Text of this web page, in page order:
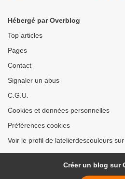
Hébergé par Overblog
Top articles
Pages
Contact
Signaler un abus
C.G.U.
Cookies et données personnelles
Préférences cookies
Voir le profil de latelierdescouleurs
Créer un blog sur